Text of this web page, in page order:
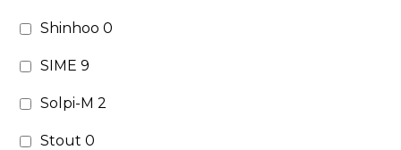
Shinhoo0
SIME9
Solpi-M2
Stout0